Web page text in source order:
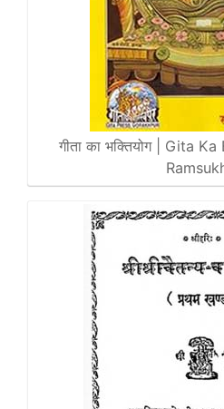
गीता का भक्तियोग | Gita